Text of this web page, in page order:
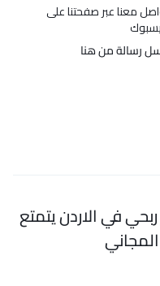
معنا عبر صفحتنا على
رسالة من هنا
في الاردن يتمتع